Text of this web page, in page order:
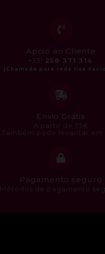
Apoio ao Cliente
+351 258 371 314
Envio Grátis
A partir de 75€
Também pode levantar em
Pagamento seguro
Métodos de pagamento